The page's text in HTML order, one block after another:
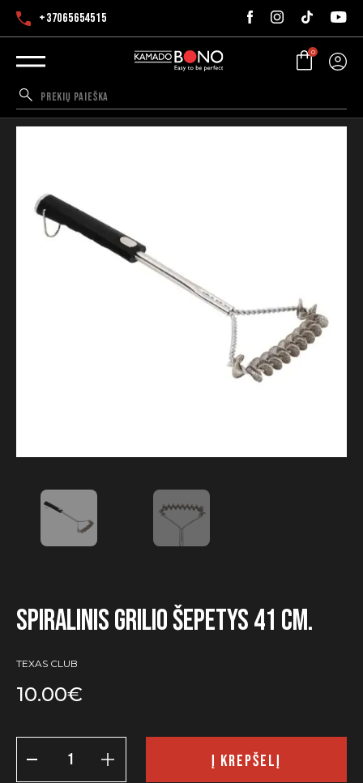
+37065654515
0
Spiralinis grilio šepetys 41 cm.
TEXAS CLUB
10.00€
produkto
kiekis:
Spiralinis
Į KREPŠELĮ